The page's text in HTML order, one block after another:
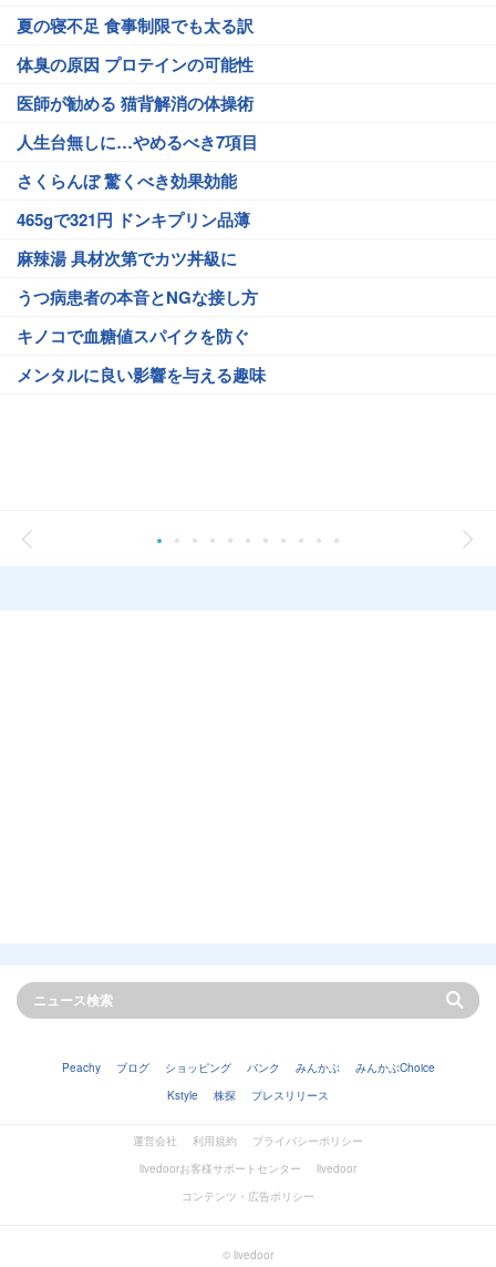
夏の寝不足 食事制限でも太る訳
体臭の原因 プロテインの可能性
医師が勧める 猫背解消の体操術
人生台無しに…やめるべき7項目
さくらんぼ 驚くべき効果効能
465gで321円 ドンキプリン品薄
麻辣湯 具材次第でカツ丼級に
うつ病患者の本音とNGな接し方
キノコで血糖値スパイクを防ぐ
メンタルに良い影響を与える趣味
Peachy ブログ ショッピング バンク みんかぶ
みんかぶChoice
Kstyle
株探 プレスリリース
運営会社 利用規約
プライバシーポリシー
livedoorお客様サポートセンター
livedoor
コンテンツ・広告ポリシー
© livedoor